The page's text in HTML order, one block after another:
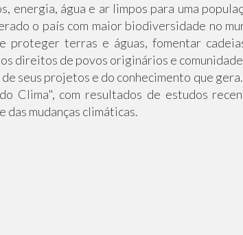
energia, água e ar limpos para uma
o país com maior biodiversidade no
terras e águas, fomentar
direitos de povos originários e
seus projetos e do conhecimento que
Clima", com resultados de estudos
mudanças climáticas.